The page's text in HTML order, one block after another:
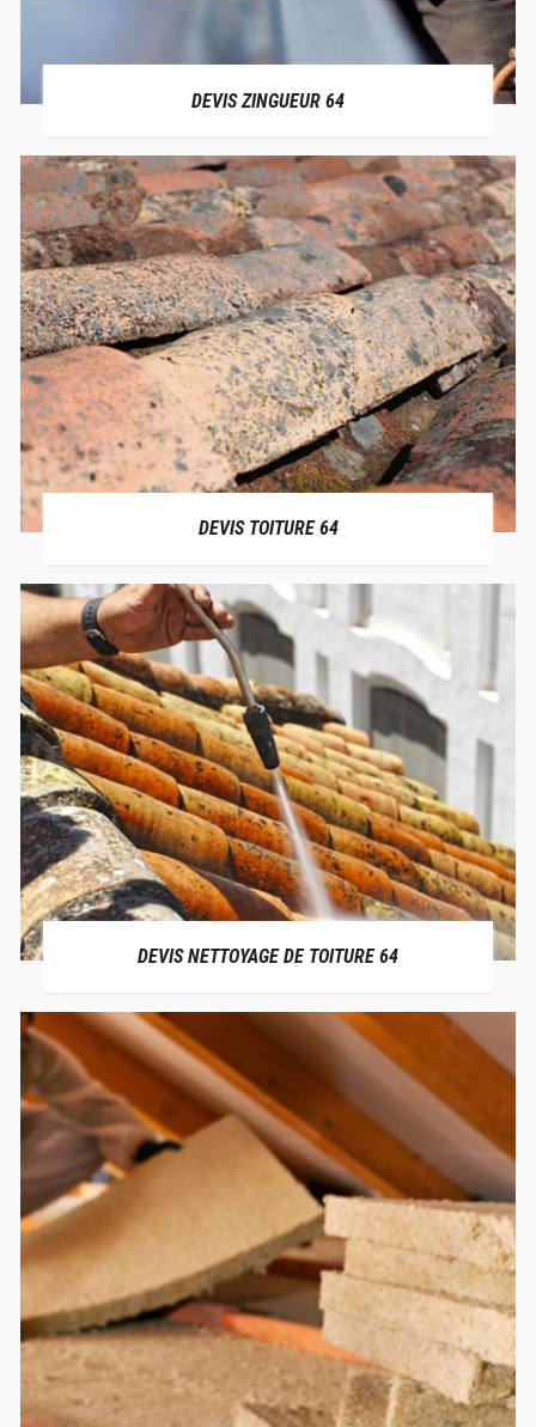
DEVIS ZINGUEUR 64
DEVIS TOITURE 64
DEVIS NETTOYAGE DE TOITURE 64